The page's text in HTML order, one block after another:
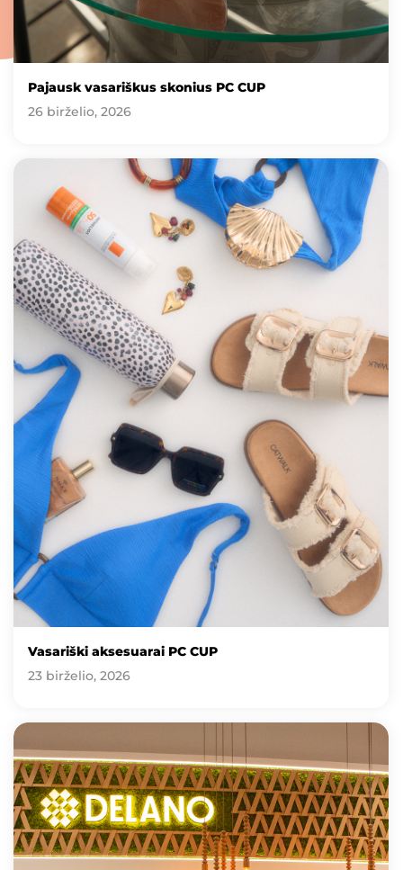
Pajausk vasariškus skonius PC CUP
26 birželio, 2026
Vasariški aksesuarai PC CUP
23 birželio, 2026